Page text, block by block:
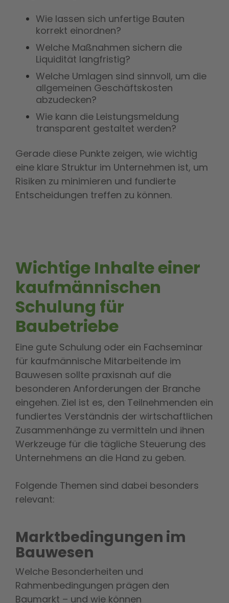
Wie lassen sich unfertige Bauten
korrekt einordnen?
Welche Maßnahmen sichern die
Liquidität langfristig?
Welche Umlagen sind sinnvoll, um die
allgemeinen Geschäftskosten
abzudecken?
Wie kann die Leistungsmeldung
transparent gestaltet werden?
Gerade diese Punkte zeigen, wie wichtig
eine klare Struktur im Unternehmen ist, um
Risiken zu minimieren und fundierte
Entscheidungen treffen zu können.
Wichtige Inhalte einer
kaufmännischen
Schulung für
Baubetriebe
Eine gute Schulung oder ein Fachseminar
für kaufmännische Mitarbeitende im
Bauwesen sollte praxisnah auf die
besonderen Anforderungen der Branche
eingehen. Ziel ist es, den Teilnehmenden ein
fundiertes Verständnis der wirtschaftlichen
Zusammenhänge zu vermitteln und ihnen
Werkzeuge für die tägliche Steuerung des
Unternehmens an die Hand zu geben.
Folgende Themen sind dabei besonders
relevant:
Marktbedingungen im
Bauwesen
Welche Besonderheiten und
Rahmenbedingungen prägen den
Baumarkt – und wie können